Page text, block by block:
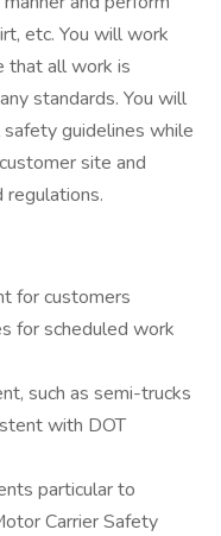
etc. You will work
that all work is
standards. You will
guidelines while
site and
regulations.
for customers
for scheduled work
such as semi-trucks
with DOT
particular to
Carrier Safety